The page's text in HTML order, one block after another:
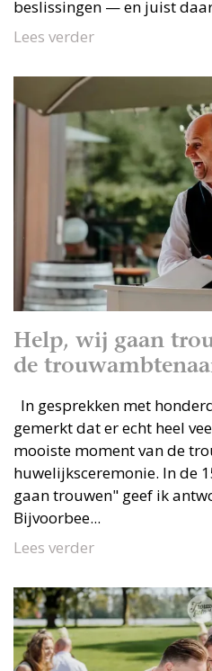
beslissingen — en juist
Lees verder
Help, wij gaan
de
In gesprekken met
gemerkt dat er echt heel
mooiste moment van de
huwelijksceremonie. In de
gaan trouwen" geef ik
Bijvoorbee...
Lees verder